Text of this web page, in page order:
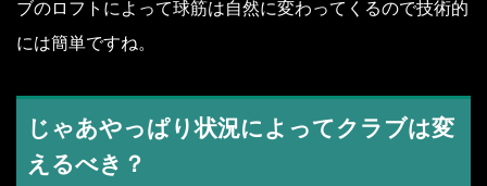
ブのロフトによって球筋は自然に変わってくるので技術的
には簡単ですね。
じゃあやっぱり状況によってクラブは変
えるべき？